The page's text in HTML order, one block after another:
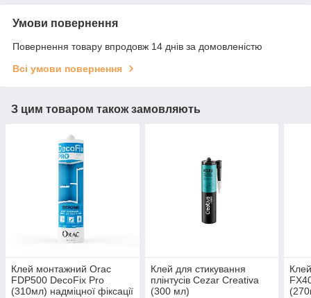
Умови повернення
Повернення товару впродовж 14 днів за домовленістю
Всі умови повернення
З цим товаром також замовляють
Клей монтажний Orac
FDP500 DecoFix Pro
(310мл) надміцної фіксації
Клей для стикування
плінтусів Cezar Creativa
(300 мл)